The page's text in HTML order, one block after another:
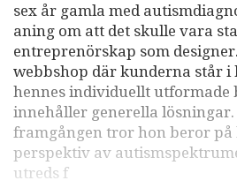
sex år gamla med
aning om att det skulle vara
entreprenörskap som
webbshop där kunderna står i
hennes individuellt utformade
innehåller generella
framgången tror hon beror på
perspektiv av
utreds f